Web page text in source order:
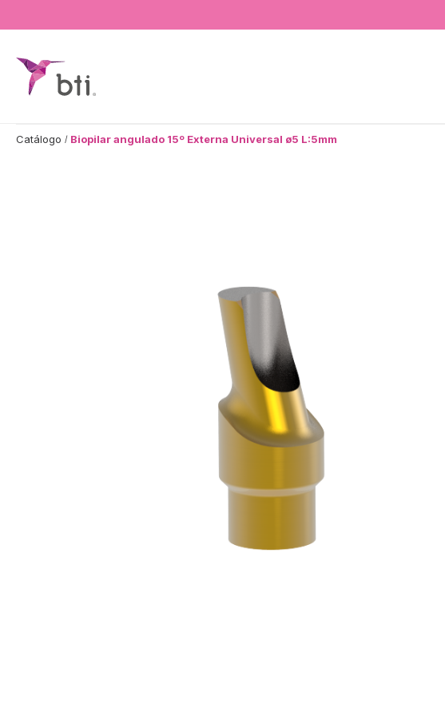
BTI - Human Tecnology
Catálogo Biopilar angulado 15º Externa Universal ø5 L:5mm